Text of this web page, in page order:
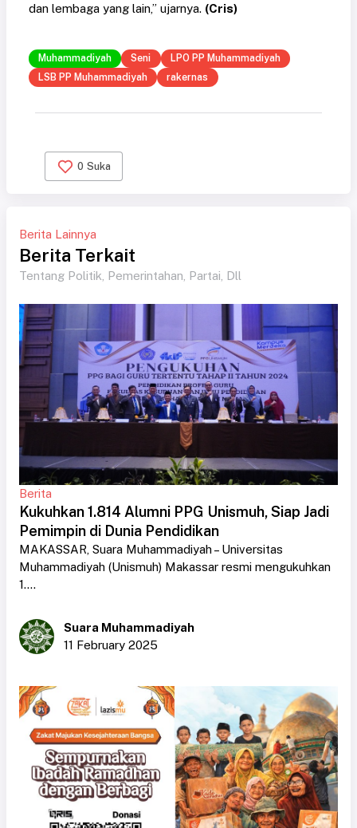
dan lembaga yang lain,” ujarnya. (Cris)
Muhammadiyah Seni
LPO PP Muhammadiyah
LSB PP Muhammadiyah
rakernas
0 Suka
Berita Lainnya
Berita Terkait
Tentang Politik, Pemerintahan, Partai, Dll
Berita
Kukuhkan 1.814 Alumni PPG Unismuh, Siap Jadi
Pemimpin di Dunia Pendidikan
MAKASSAR, Suara Muhammadiyah – Universitas
Muhammadiyah (Unismuh) Makassar resmi mengukuhkan
1....
Suara Muhammadiyah
11 February 2025